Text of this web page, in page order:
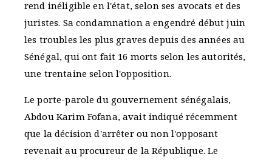
rend inéligible en l'état, selon ses avocats et des
juristes. Sa condamnation a engendré début juin
les troubles les plus graves depuis des années au
Sénégal, qui ont fait 16 morts selon les autorités,
une trentaine selon l'opposition.
Le porte-parole du gouvernement sénégalais,
Abdou Karim Fofana, avait indiqué récemment
que la décision d'arrêter ou non l'opposant
revenait au procureur de la République. Le